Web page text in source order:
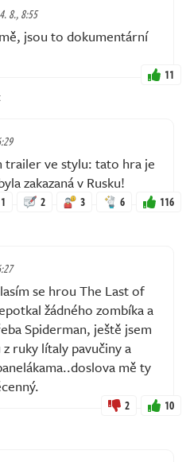
8., 8:55
jsou to dokumentární
11
trailer ve stylu: tato hra je
zakazaná v Rusku!
1 2 3 6 116
se hrou The Last of
žádného zombíka a
Spiderman, ještě jsem
ruky lítaly pavučiny a
mě ty
2 10